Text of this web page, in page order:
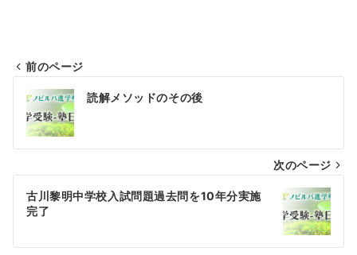
投
稿
ナ
ビ
ゲ
前のページ
読解メソッドのその後
次のページ
古川黎明中学校入試問題過去問を10年分実施
完了